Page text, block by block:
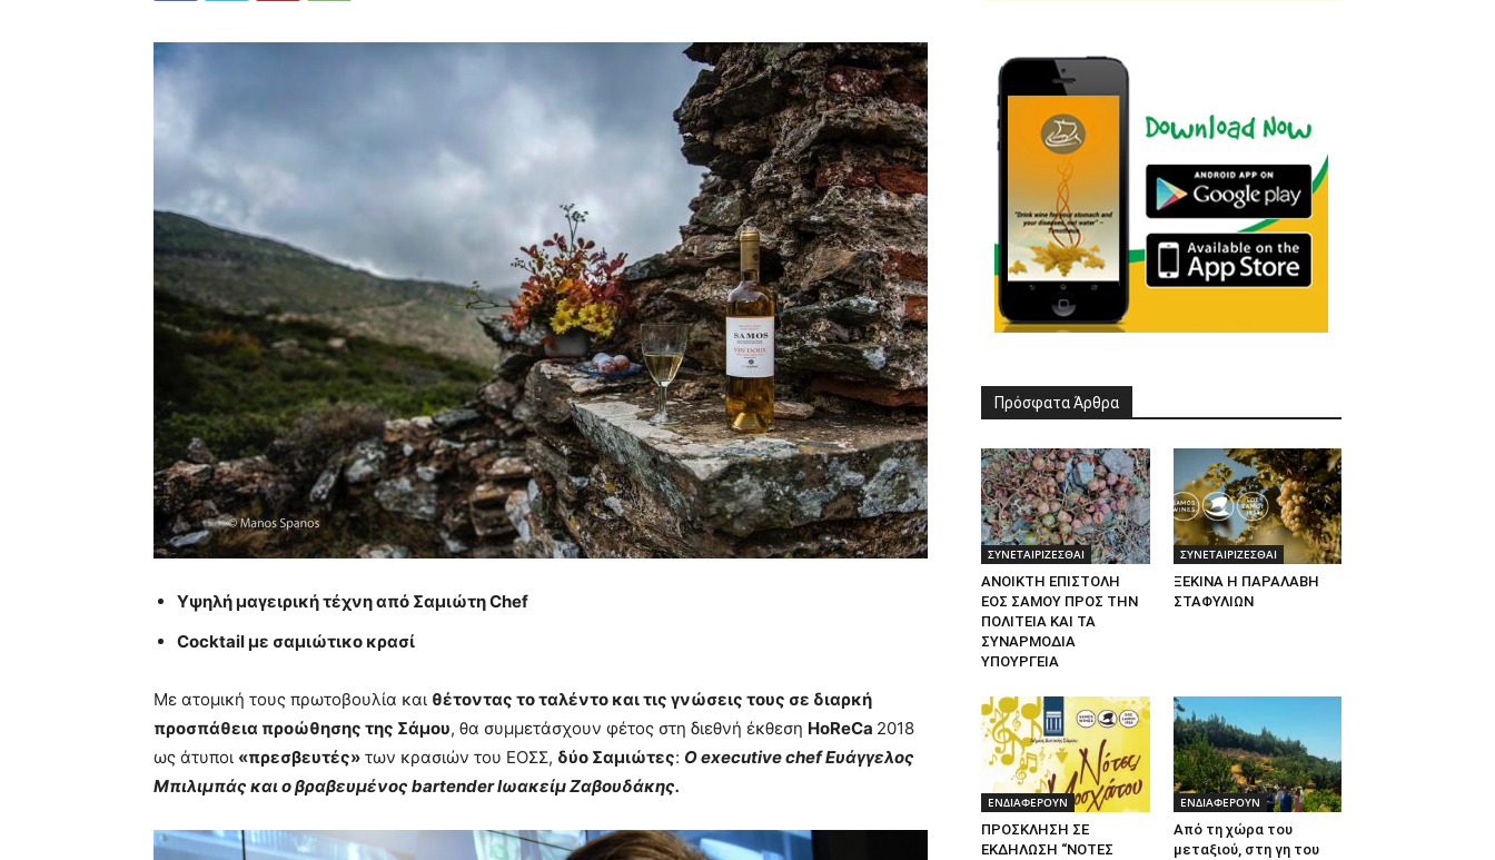
Yψηλή μαγειρική τέχνη από Σαμιώτη Chef
Cocktail με σαμιώτικο κρασί
Mε ατομική τους πρωτοβουλία και θέτοντας το ταλέντο και τις γνώσεις τους σε διαρκή
προσπάθεια προώθησης της Σάμου, θα συμμετάσχουν φέτος στη διεθνή έκθεση HoReCa 2018
ως άτυποι «πρεσβευτές» των κρασιών του ΕΟΣΣ, δύο Σαμιώτες: Ο executive chef Ευάγγελος
Μπιλιμπάς και ο βραβευμένος bartender Ιωακείμ Ζαβουδάκης.
Πρόσφατα Άρθρα
ΣΥΝΕΤΑΙΡΙΖΕΣΘΑΙ
ΑΝΟΙΚΤΗ ΕΠΙΣΤΟΛΗ
ΕΟΣ ΣΑΜΟΥ ΠΡΟΣ ΤΗΝ
ΠΟΛΙΤΕΙΑ ΚΑΙ ΤΑ
ΣΥΝΑΡΜΟΔΙΑ
ΥΠΟΥΡΓΕΙΑ
ΣΥΝΕΤΑΙΡΙΖΕΣΘΑΙ
ΞΕΚΙΝΑ Η ΠΑΡΑΛΑΒΗ
ΣΤΑΦΥΛΙΩΝ
ΕΝΔΙΑΦΕΡΟΥΝ
ΠΡΟΣΚΛΗΣΗ ΣΕ
ΕΚΔΗΛΩΣΗ “ΝΟΤΕΣ
ΕΝΔΙΑΦΕΡΟΥΝ
Από τη χώρα του
μεταξιού, στη γη του